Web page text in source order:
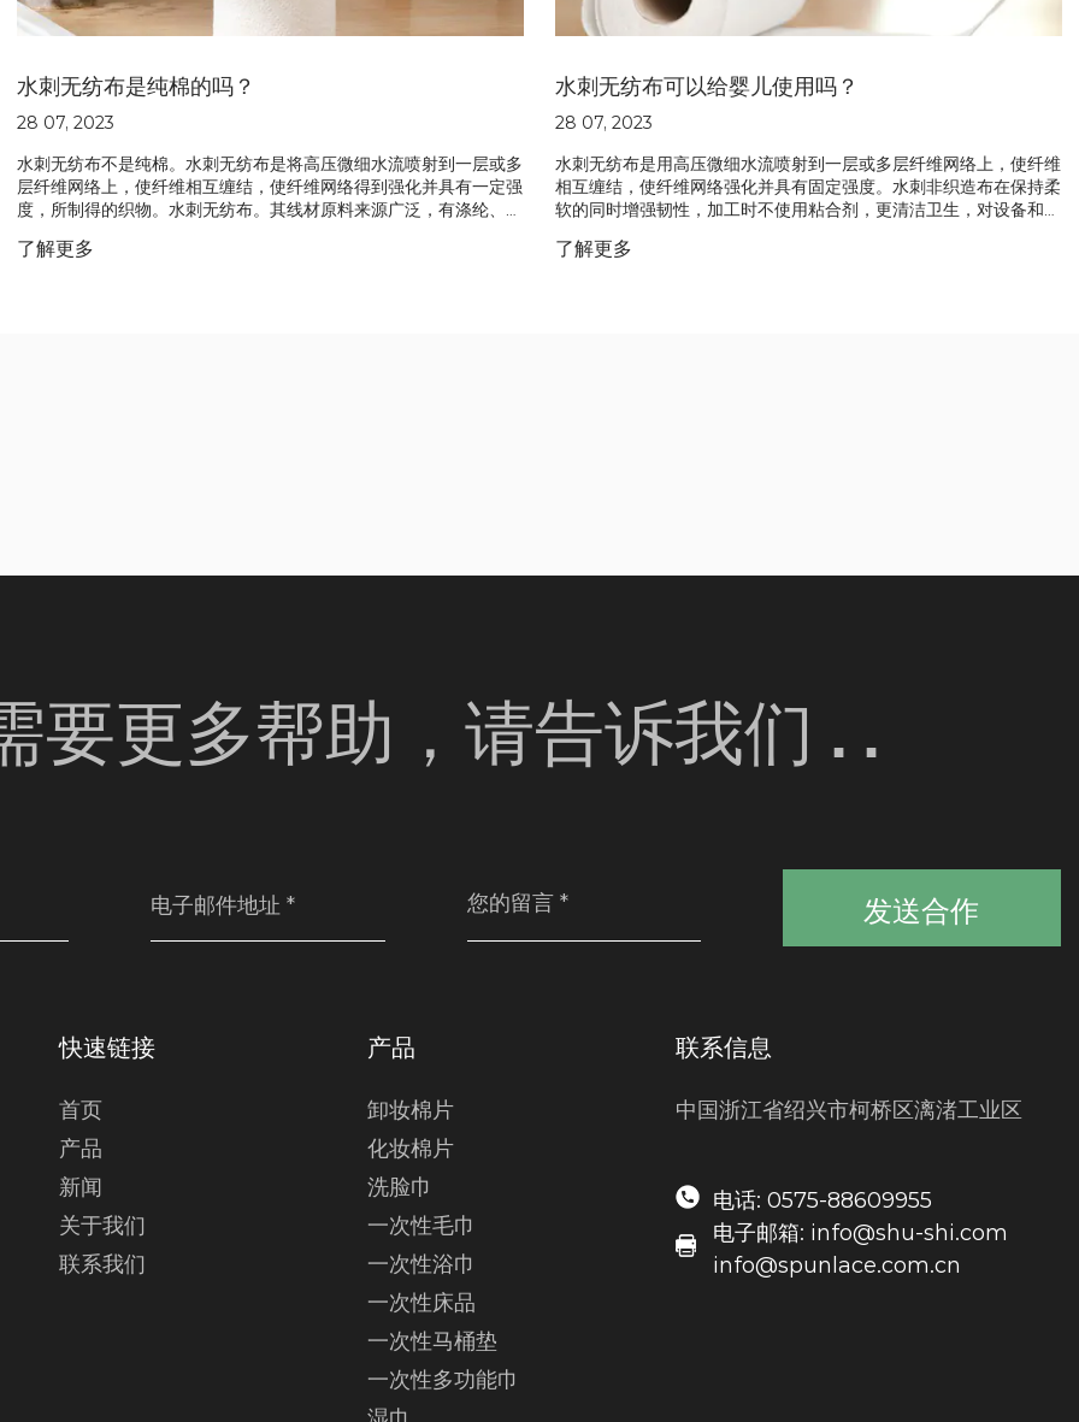
水刺无纺布是纯棉的吗？
28 07, 2023
水刺无纺布不是纯棉。水刺无纺布是将高压微细水流喷射到一层或多
层纤维网络上，使纤维相互缠结，使纤维网络得到强化并具有一定强
度，所制得的织物。水刺无纺布。其线材原料来源广泛，有涤纶、尼
维、木浆纤维、海藻纤维等。
了解更多
水刺无纺布可以给婴儿使用吗？
28 07, 2023
水刺无纺布是用高压微细水流喷射到一层或多层纤维网络上，使纤维
相互缠结，使纤维网络强化并具有固定强度。水刺非织造布在保持柔
软的同时增强韧性，加工时不使用粘合剂，更清洁卫生，对设备和水
湿巾的合适材料。
了解更多
要更多帮助，请告诉我们 . .
发送合作
快速链接
首页
产品
新闻
关于我们
联系我们
产品
卸妆棉片
化妆棉片
洗脸巾
一次性毛巾
一次性浴巾
一次性床品
一次性马桶垫
一次性多功能巾
联系信息
中国浙江省绍兴市柯桥区漓渚工业区
电话: 0575-88609955
电子邮箱: info@shu-shi.com
info@spunlace.com.cn